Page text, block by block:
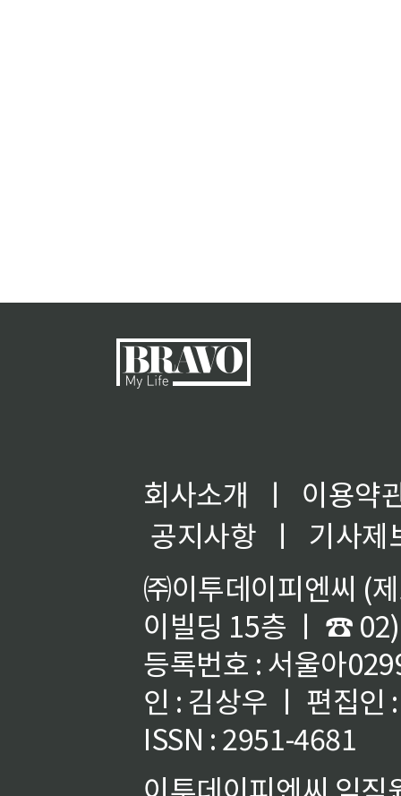
회사소개 ㅣ
이용약
공지사항
ㅣ
기사제
㈜이투데이피엔씨 (
이빌딩 15층 ㅣ ☎
등록번호 : 서울아
인 : 김상우 ㅣ 편집인
ISSN : 2951-4681